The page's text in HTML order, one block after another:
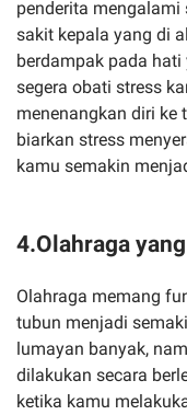
penderita mengalami
sakit kepala yang di
berdampak pada
segera obati stress
menenangkan diri ke
biarkan stress
kamu semakin
4.Olahraga
Olahraga memang
tubun menjadi
lumayan banyak,
dilakukan secara
ketika kamu